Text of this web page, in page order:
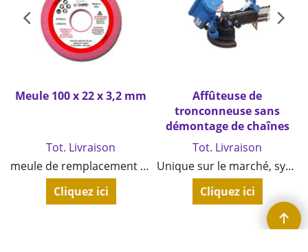
Meule 100 x 22 x 3,2 mm
Tot. Livraison
meule de remplacement haute qualité
Cliquez ici
Affûteuse de
tronconneuse sans
démontage de chaînes
Tot. Livraison
Unique sur le marché, système breveté d'affûtage directement sur le guide de la tronçonneuse
Cliquez ici